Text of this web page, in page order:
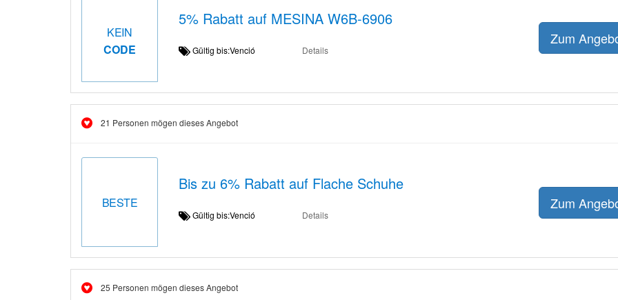
KEIN
CODE
5% Rabatt auf MESINA W6B-6906
Gültig bis:Venció Details
Zum
21 Personen mögen dieses Angebot
BESTE
Bis zu 6% Rabatt auf Flache Schuhe
Gültig bis:Venció Details
Zum
25 Personen mögen dieses Angebot